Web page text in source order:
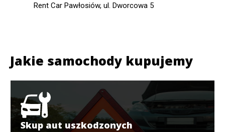
Rent Car Pawłosiów, ul. Dworcowa 5
Jakie samochody kupujemy
Skup aut uszkodzonych